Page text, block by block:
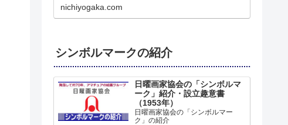
WEBギャラリーでご覧いただけま
nichiyogaka.com
シンボルマークの紹介
日曜画家協会の「シンボルマ
ーク」紹介・設立趣意書
（1953年）
日曜画家協会の「シンボルマー
ク」の紹介